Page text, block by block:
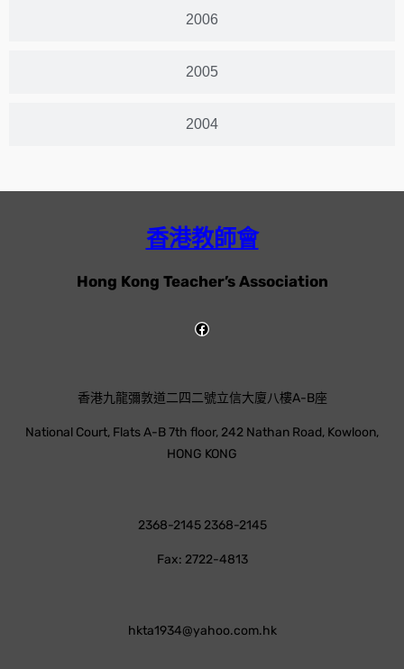
2006
2005
2004
香港教師會
Hong Kong Teacher’s Association
香港九龍彌敦道二四二號立信大廈八樓A-B座
National Court, Flats A-B 7th floor, 242 Nathan Road, Kowloon,
HONG KONG
2368-2145 2368-2145
Fax: 2722-4813
hkta1934@yahoo.com.hk